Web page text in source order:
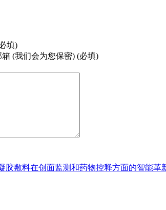
填)
箱 (我们会为您保密) (必填)
胶敷料在创面监测和药物控释方面的智能革